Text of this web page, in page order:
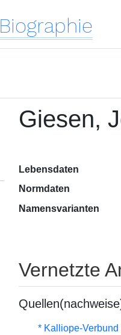
Biographie
Giesen,
Lebensdaten
Normdaten
Namensvarianten
Vernetzte
* Kalliope-Verbund